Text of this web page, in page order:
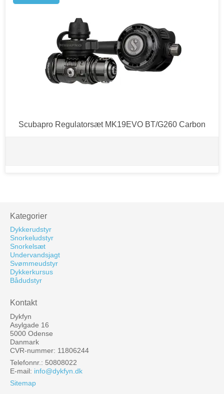
Scubapro Regulatorsæt MK19EVO BT/G260 Carbon
Kategorier
Dykkerudstyr
Snorkeludstyr
Snorkelsæt
Undervandsjagt
Svømmeudstyr
Dykkerkursus
Bådudstyr
Kontakt
Dykfyn
Asylgade 16
5000 Odense
Danmark
CVR-nummer: 11806244
Telefonnr.: 50808022
E-mail: info@dykfyn.dk
Sitemap